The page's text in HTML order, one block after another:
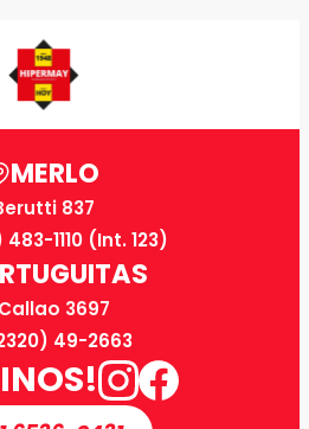
MERLO
837
1110 (Int. 123)
3697
49-2663